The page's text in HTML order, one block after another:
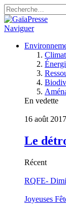
Naviguer
Climat
En vedette
16 août 2017
Le
Récent
RQFE-
Joyeuses